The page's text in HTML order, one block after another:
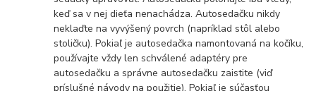
keď sa v nej dieťa nenachádza. Autosedačku nikdy
neklaďte na vyvýšený povrch (napríklad stôl alebo
stoličku). Pokiaľ je autosedačka namontovaná na kočíku,
používajte vždy len schválené adaptéry pre
autosedačku a správne autosedačku zaistite (viď
príslušné návody na použitie). Pokiaľ je súčasťou